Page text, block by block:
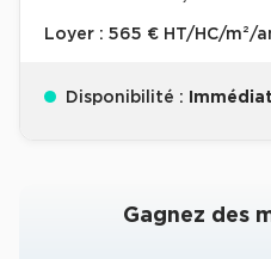
Loyer : 565 € HT/HC/m²/
Disponibilité :
Gagnez des